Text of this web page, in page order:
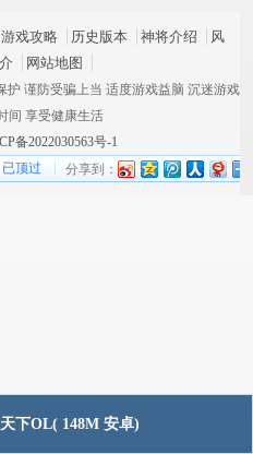
游戏攻略 历史版本 神将介绍
风
网站地图
谨防受骗上当 适度游戏益脑 沉迷游戏
间 享受健康生活
备2022030563号-1
已顶过
分享到：
下OL( 148M 安卓)